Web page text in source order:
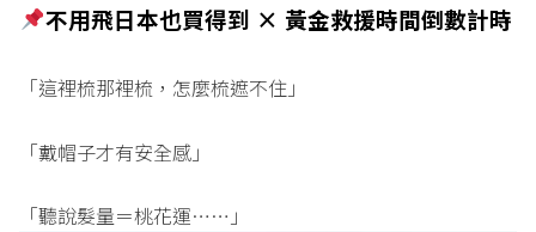
不用飛日本也買得到 × 黃金救援時間倒數計時
「這裡梳那裡梳，怎麼梳遮不住」
「戴帽子才有安全感」
「聽說髮量＝桃花運……」